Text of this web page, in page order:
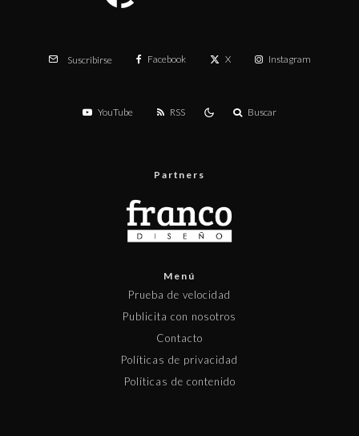
Suscribirse Facebook X Instagram
YouTube RSS Buscar
Partners
Menú
Prueba de velocidad
Publicita con nosotros
Contacto
Políticas de privacidad
Políticas de contenido